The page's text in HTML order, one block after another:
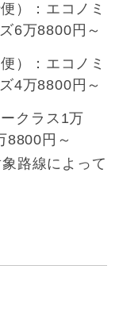
）：エコノミ
6万8800円～
）：エコノミ
4万8800円～
クラス1万
8800円～
路線によって